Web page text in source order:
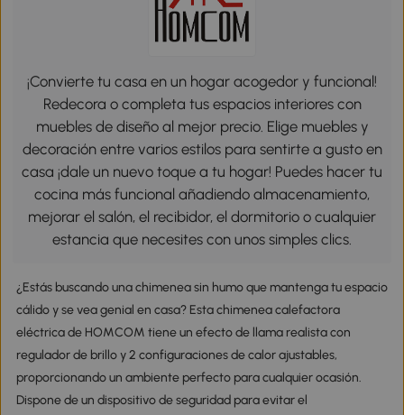
¡Convierte tu casa en un hogar acogedor y funcional!
Redecora o completa tus espacios interiores con
muebles de diseño al mejor precio. Elige muebles y
decoración entre varios estilos para sentirte a gusto en
casa ¡dale un nuevo toque a tu hogar! Puedes hacer tu
cocina más funcional añadiendo almacenamiento,
mejorar el salón, el recibidor, el dormitorio o cualquier
estancia que necesites con unos simples clics.
¿Estás buscando una chimenea sin humo que mantenga tu espacio
cálido y se vea genial en casa? Esta chimenea calefactora
eléctrica de HOMCOM tiene un efecto de llama realista con
regulador de brillo y 2 configuraciones de calor ajustables,
proporcionando un ambiente perfecto para cualquier ocasión.
Dispone de un dispositivo de seguridad para evitar el